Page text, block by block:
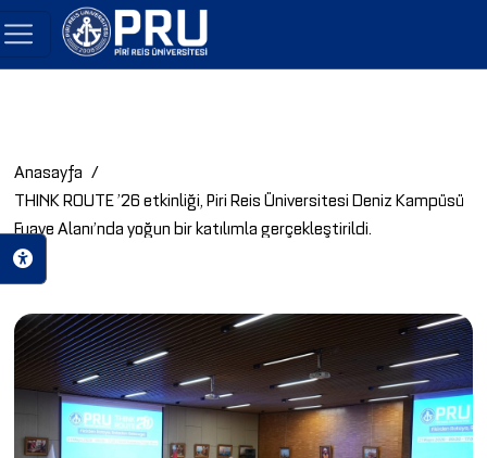
Anasayfa
THINK ROUTE ’26 etkinliği, Piri Reis Üniversitesi Deniz Kampüsü
Fuaye Alanı’nda yoğun bir katılımla gerçekleştirildi.